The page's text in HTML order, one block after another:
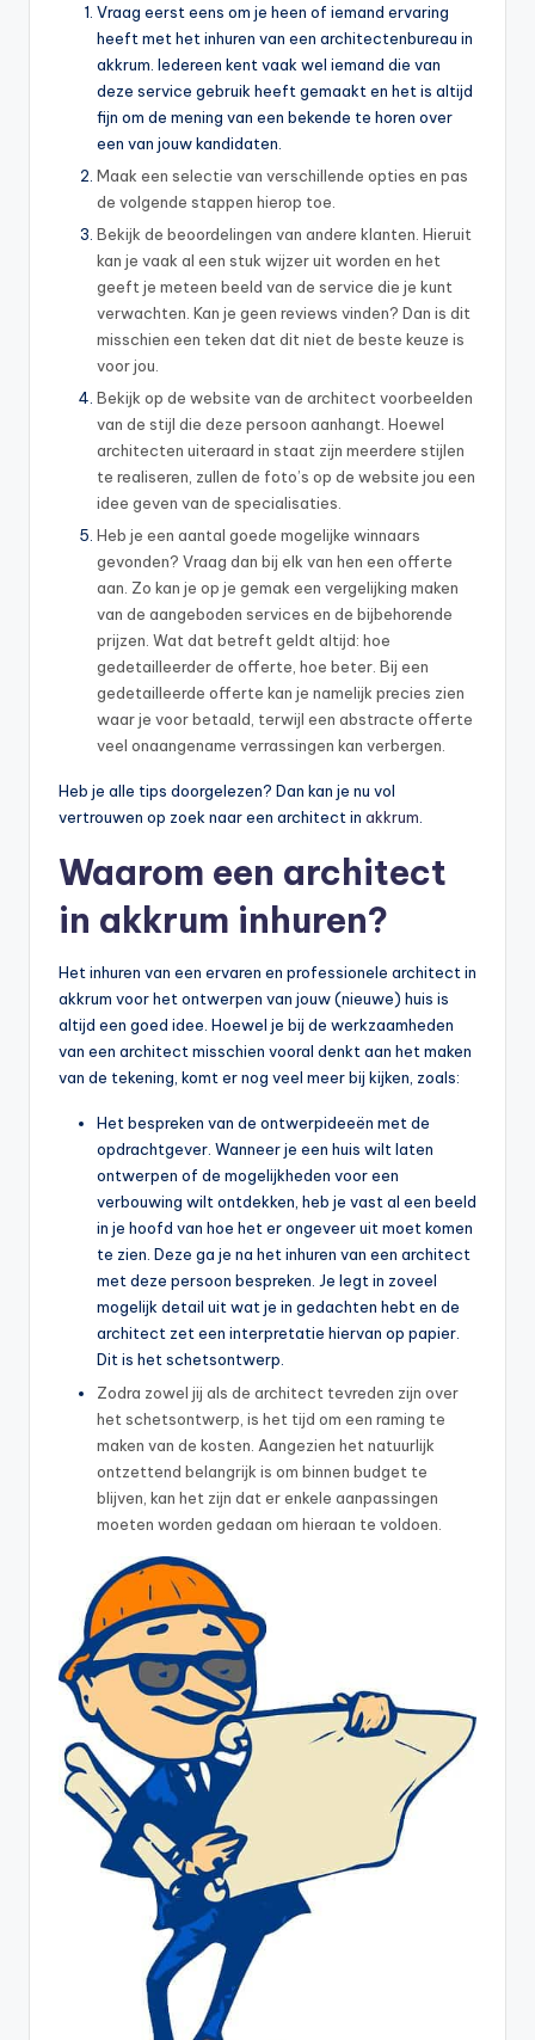
Vraag eerst eens om je heen of iemand ervaring
heeft met het inhuren van een architectenbureau in
akkrum. Iedereen kent vaak wel iemand die van
deze service gebruik heeft gemaakt en het is altijd
fijn om de mening van een bekende te horen over
een van jouw kandidaten.
Maak een selectie van verschillende opties en pas
de volgende stappen hierop toe.
Bekijk de beoordelingen van andere klanten. Hieruit
kan je vaak al een stuk wijzer uit worden en het
geeft je meteen beeld van de service die je kunt
verwachten. Kan je geen reviews vinden? Dan is dit
misschien een teken dat dit niet de beste keuze is
voor jou.
Bekijk op de website van de architect voorbeelden
van de stijl die deze persoon aanhangt. Hoewel
architecten uiteraard in staat zijn meerdere stijlen
te realiseren, zullen de foto’s op de website jou een
idee geven van de specialisaties.
Heb je een aantal goede mogelijke winnaars
gevonden? Vraag dan bij elk van hen een offerte
aan. Zo kan je op je gemak een vergelijking maken
van de aangeboden services en de bijbehorende
prijzen. Wat dat betreft geldt altijd: hoe
gedetailleerder de offerte, hoe beter. Bij een
gedetailleerde offerte kan je namelijk precies zien
waar je voor betaald, terwijl een abstracte offerte
veel onaangename verrassingen kan verbergen.
Heb je alle tips doorgelezen? Dan kan je nu vol
vertrouwen op zoek naar een architect in akkrum.
Waarom een architect
in akkrum inhuren?
Het inhuren van een ervaren en professionele architect in
akkrum voor het ontwerpen van jouw (nieuwe) huis is
altijd een goed idee. Hoewel je bij de werkzaamheden
van een architect misschien vooral denkt aan het maken
van de tekening, komt er nog veel meer bij kijken, zoals:
Het bespreken van de ontwerpideeën met de
opdrachtgever. Wanneer je een huis wilt laten
ontwerpen of de mogelijkheden voor een
verbouwing wilt ontdekken, heb je vast al een beeld
in je hoofd van hoe het er ongeveer uit moet komen
te zien. Deze ga je na het inhuren van een architect
met deze persoon bespreken. Je legt in zoveel
mogelijk detail uit wat je in gedachten hebt en de
architect zet een interpretatie hiervan op papier.
Dit is het schetsontwerp.
Zodra zowel jij als de architect tevreden zijn over
het schetsontwerp, is het tijd om een raming te
maken van de kosten. Aangezien het natuurlijk
ontzettend belangrijk is om binnen budget te
blijven, kan het zijn dat er enkele aanpassingen
moeten worden gedaan om hieraan te voldoen.